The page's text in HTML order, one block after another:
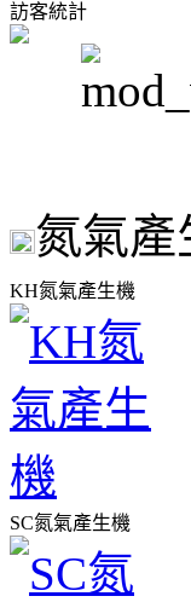
訪客統計
氮氣產
KH氮氣產生機
SC氮氣產生機